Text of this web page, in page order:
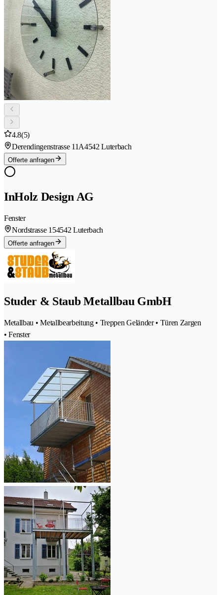
4.8(5)
Derendingenstrasse 11A4542 Luterbach
Offerte anfragen
InHolz Design AG
Fenster
Nordstrasse 154542 Luterbach
Offerte anfragen
Studer & Staub Metallbau GmbH
Metallbau • Metallbearbeitung • Treppen Geländer • Türen Zargen
• Fenster